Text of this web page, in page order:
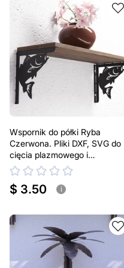
Wspornik do półki Ryba
Czerwona. Pliki DXF, SVG do
cięcia plazmowego i
laserowego. Podpórka do półki
$ 3.50 i